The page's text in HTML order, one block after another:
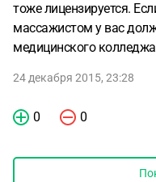
тоже лицензируется.
массажистом у вас
медицинского
24 декабря 2015, 23:28
0 0